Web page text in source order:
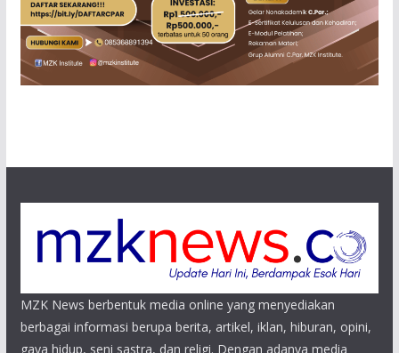
MZK News berbentuk media online yang menyediakan
berbagai informasi berupa berita, artikel, iklan, hiburan, opini,
gaya hidup, seni sastra, dan religi. Dengan adanya media